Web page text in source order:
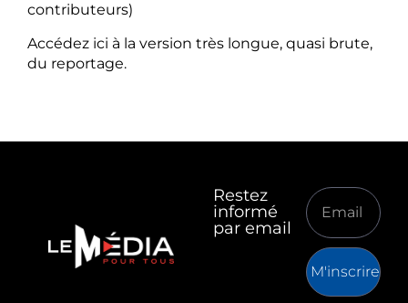
contributeurs)
Accédez ici à la version très longue, quasi brute,
du reportage.
Restez
informé
par email
M'inscrire